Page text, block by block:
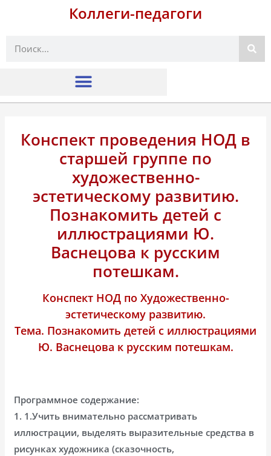
Коллеги-педагоги
Поиск
Конспект проведения НОД в
старшей группе по
художественно-
эстетическому развитию.
Познакомить детей с
иллюстрациями Ю.
Васнецова к русским
потешкам.
Конспект НОД по Художественно-
эстетическому развитию.
Тема. Познакомить детей с иллюстрациями
Ю. Васнецова к русским потешкам.
Программное содержание:
1. 1.Учить внимательно рассматривать
иллюстрации, выделять выразительные средства в
рисунках художника (сказочность,